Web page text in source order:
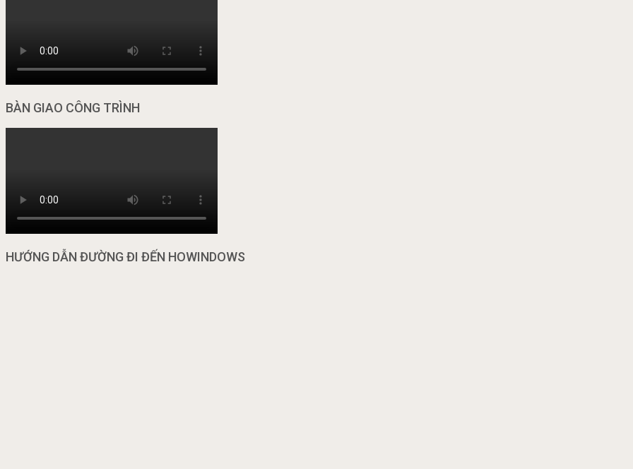
BÀN GIAO CÔNG TRÌNH
HƯỚNG DẪN ĐƯỜNG ĐI ĐẾN HOWINDOWS